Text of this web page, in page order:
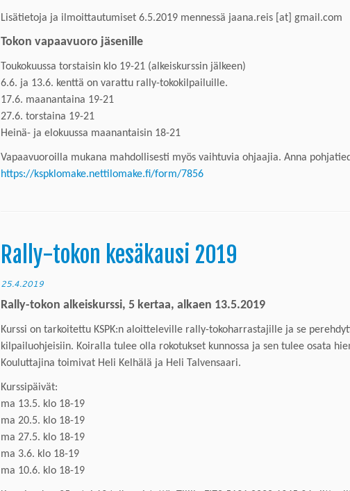
Lisätietoja ja ilmoittautumiset 6.5.2019 mennessä jaana.reis [at] gmail.com
Tokon vapaavuoro jäsenille
Toukokuussa torstaisin klo 19-21 (alkeiskurssin jälkeen)
6.6. ja 13.6. kenttä on varattu rally-tokokilpailuille.
17.6. maanantaina 19-21
27.6. torstaina 19-21
Heinä- ja elokuussa maanantaisin 18-21
Vapaavuoroilla mukana mahdollisesti myös vaihtuvia ohjaajia. Anna
https://kspklomake.nettilomake.fi/form/7856
Rally-tokon kesäkausi 2019
25.4.2019
Rally-tokon alkeiskurssi, 5 kertaa, alkaen 13.5.2019
Kurssi on tarkoitettu KSPK:n aloitteleville rally-tokoharrastajille ja se
kilpailuohjeisiin. Koiralla tulee olla rokotukset kunnossa ja sen tulee osata
Kouluttajina toimivat Heli Kelhälä ja Heli Talvensaari.
Kurssipäivät:
ma 13.5. klo 18-19
ma 20.5. klo 18-19
ma 27.5. klo 18-19
ma 3.6. klo 18-19
ma 10.6. klo 18-19